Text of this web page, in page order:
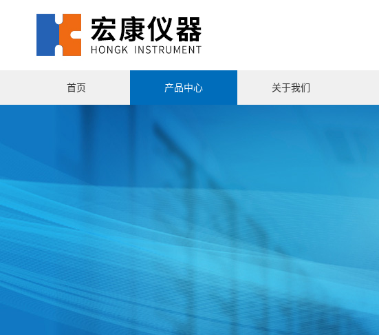
首页 产品中心 关于我们